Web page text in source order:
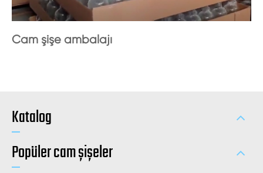
Cam şişe ambalajı
Katalog
Popüler cam şişeler